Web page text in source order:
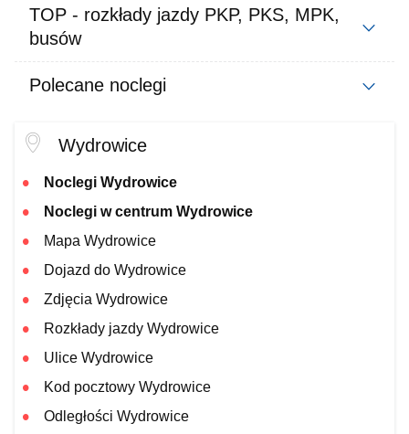
TOP - rozkłady jazdy PKP, PKS, MPK,
busów
Polecane noclegi
Wydrowice
Noclegi Wydrowice
Noclegi w centrum Wydrowice
Mapa Wydrowice
Dojazd do Wydrowice
Zdjęcia Wydrowice
Rozkłady jazdy Wydrowice
Ulice Wydrowice
Kod pocztowy Wydrowice
Odległości Wydrowice